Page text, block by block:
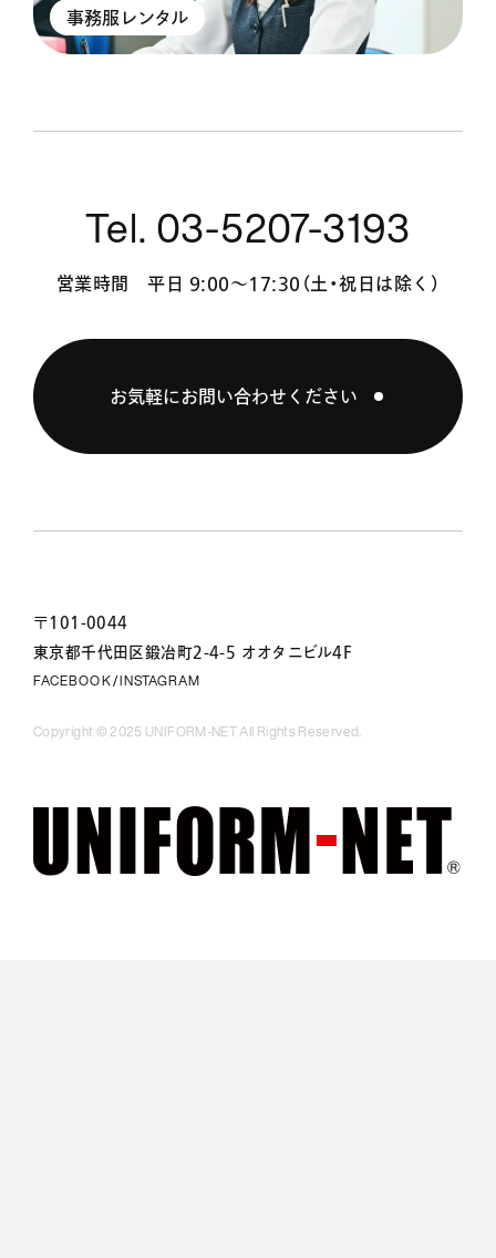
事務服レンタル
〒101-0044
東京都千代田区鍛冶町2-4-5 オオタニビル4F
FACEBOOK /INSTAGRAM
Copyright © 2025 UNIFORM-NET All Rights Reserved.
Tel. 03-5207-3193
営業時間 平日 9:00〜17:30（土・祝日は除く）
お気軽にお問い合わせください